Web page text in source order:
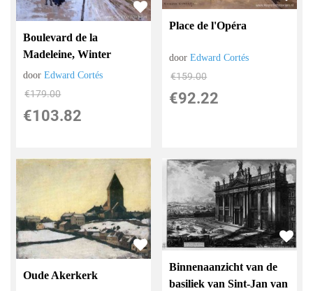
Boulevard de la
Madeleine, Winter
doorEdward Cortés
€179.00
€103.82
Place de l'Opéra
doorEdward Cortés
€159.00
€92.22
Oude Akerkerk
Binnenaanzicht van de
basiliek van Sint-Jan van